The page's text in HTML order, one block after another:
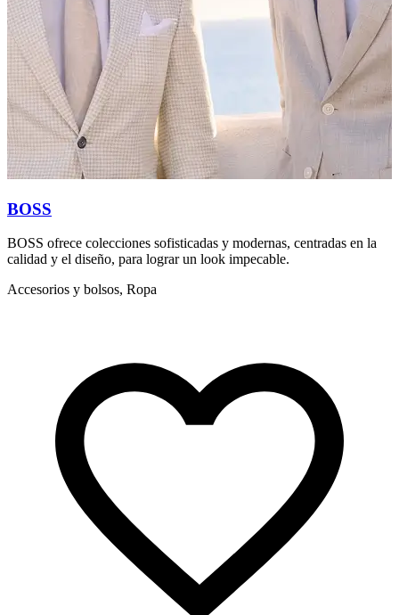
BOSS
BOSS ofrece colecciones sofisticadas y modernas, centradas en la
calidad y el diseño, para lograr un look impecable.
Accesorios y bolsos, Ropa